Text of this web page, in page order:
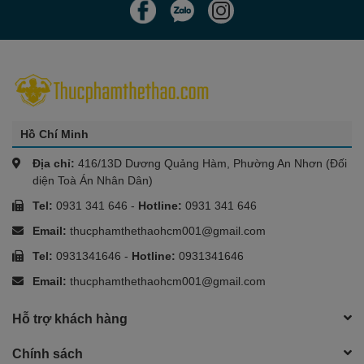
Hồ Chí Minh
Địa chỉ: 416/13D Dương Quảng Hàm, Phường An Nhơn (Đối
diện Toà Án Nhân Dân)
Tel: 0931 341 646 - Hotline: 0931 341 646
Email: thucphamthethaohcm001@gmail.com
Tel: 0931341646 - Hotline: 0931341646
Email: thucphamthethaohcm001@gmail.com
Hỗ trợ khách hàng
Chính sách